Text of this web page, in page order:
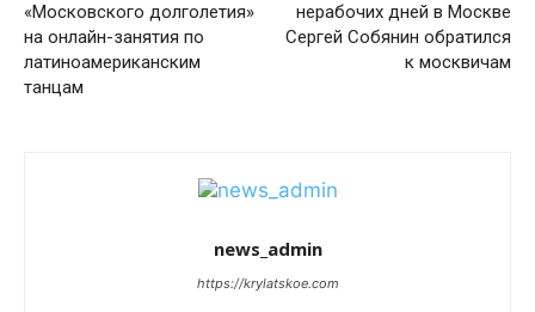
«Московского долголетия»
на онлайн-занятия по
латиноамериканским
танцам
нерабочих дней в Москве
Сергей Собянин обратился
к москвичам
news_admin
https://krylatskoe.com